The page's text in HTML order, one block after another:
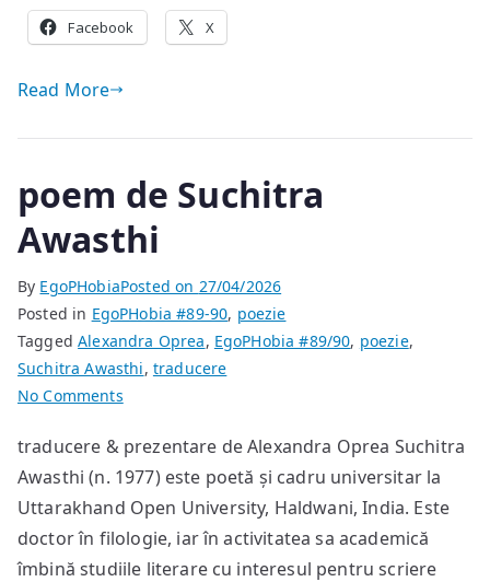
Facebook X
Read More
poem de Suchitra
Awasthi
By EgoPHobiaPosted on 27/04/2026
Posted in EgoPHobia #89-90, poezie
TaggedAlexandra Oprea, EgoPHobia #89/90, poezie,
Suchitra Awasthi, traducere
No Commentson
de
Suchitra
Awasthi
traducere & prezentare de Alexandra Oprea Suchitra
Awasthi (n. 1977) este poetă și cadru universitar la
Uttarakhand Open University, Haldwani, India. Este
doctor în filologie, iar în activitatea sa academică
îmbină studiile literare cu interesul pentru scriere